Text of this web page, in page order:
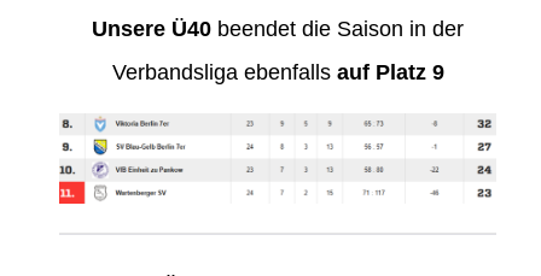
Unsere Ü40 beendet die Saison in der
Verbandsliga ebenfalls auf Platz 9